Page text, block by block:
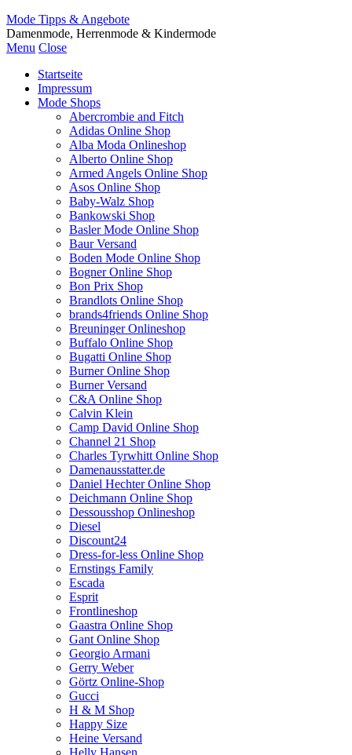
Mode Tipps & Angebote
Damenmode, Herrenmode & Kindermode
Menu Close
Startseite
Impressum
Mode Shops
Abercrombie and Fitch
Adidas Online Shop
Alba Moda Onlineshop
Alberto Online Shop
Armed Angels Online Shop
Asos Online Shop
Baby-Walz Shop
Bankowski Shop
Basler Mode Online Shop
Baur Versand
Boden Mode Online Shop
Bogner Online Shop
Bon Prix Shop
Brandlots Online Shop
brands4friends Online Shop
Breuninger Onlineshop
Buffalo Online Shop
Bugatti Online Shop
Burner Online Shop
Burner Versand
C&A Online Shop
Calvin Klein
Camp David Online Shop
Channel 21 Shop
Charles Tyrwhitt Online Shop
Damenausstatter.de
Daniel Hechter Online Shop
Deichmann Online Shop
Dessousshop Onlineshop
Diesel
Discount24
Dress-for-less Online Shop
Ernstings Family
Escada
Esprit
Frontlineshop
Gaastra Online Shop
Gant Online Shop
Georgio Armani
Gerry Weber
Görtz Online-Shop
Gucci
H & M Shop
Happy Size
Heine Versand
Helly Hansen